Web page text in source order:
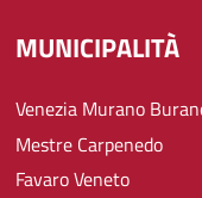
MUNICIPALITÀ
Venezia Murano
Mestre Carpenedo
Favaro Veneto